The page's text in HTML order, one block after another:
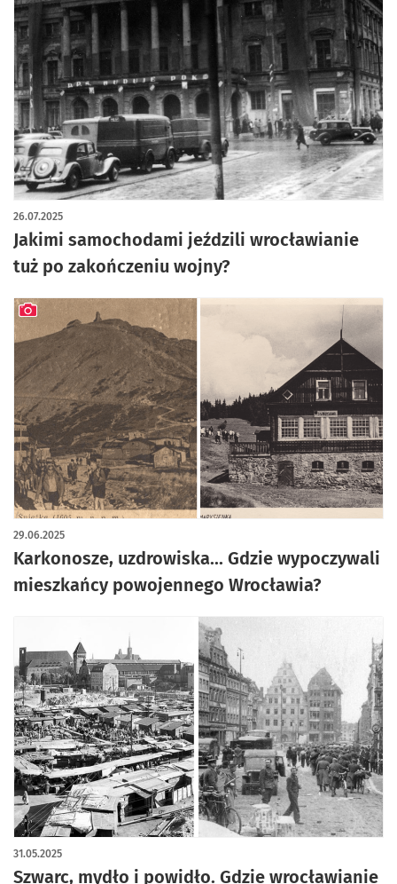
Jakimi samochodami jeździli wrocławianie
tuż po zakończeniu wojny?
26.07.2025
artykuł z galerią zdjęć
Karkonosze, uzdrowiska... Gdzie wypoczywali
mieszkańcy powojennego Wrocławia?
29.06.2025
artykuł z galerią zdjęć
Szwarc, mydło i powidło. Gdzie wrocławianie
31.05.2025